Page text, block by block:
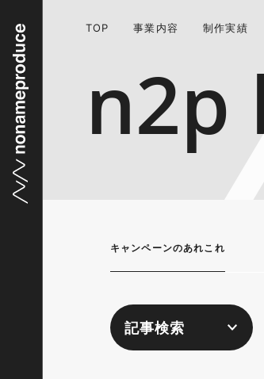
TOP 事業内容 制作実績
n2p
キャンペーンのあれこれ
記事検索